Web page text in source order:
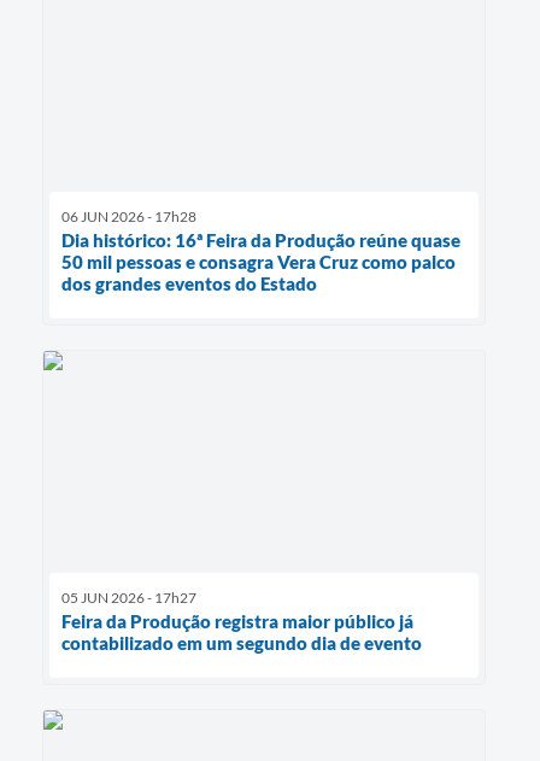
06 JUN 2026 - 17h28
Dia histórico: 16ª Feira da Produção reúne quase
50 mil pessoas e consagra Vera Cruz como palco
dos grandes eventos do Estado
05 JUN 2026 - 17h27
Feira da Produção registra maior público já
contabilizado em um segundo dia de evento